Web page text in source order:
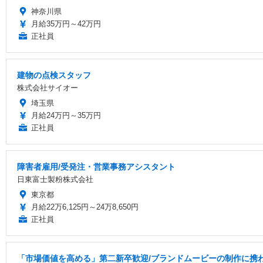
神奈川県
月給35万円～42万円
正社員
建物の点検スタッフ
株式会社サイオー
埼玉県
月給24万円～35万円
正社員
障害者雇用/受発注・営業事務アシスタント
日東富士製粉株式会社
東京都
月給22万6,125円～24万8,650円
正社員
「市場価値を高める」第二新卒歓迎/ブランドムービーの制作に携